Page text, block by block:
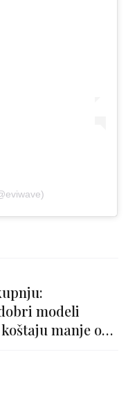
modeli
manje od